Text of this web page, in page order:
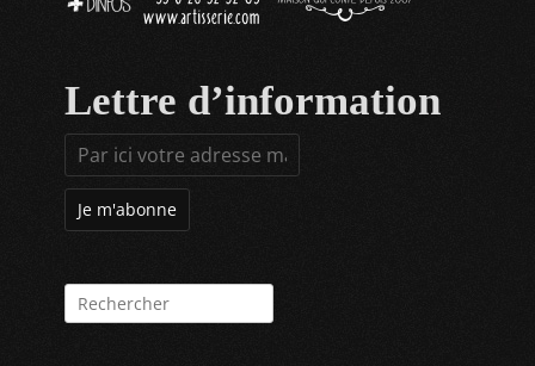
Lettre d’information
Rechercher :